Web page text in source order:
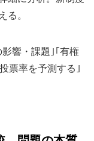
る。
響・課題｣｢有権
票率を予測する｣